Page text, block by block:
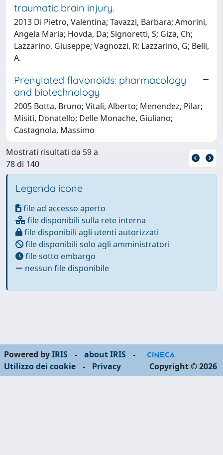
traumatic brain injury.
2013 Di Pietro, Valentina; Tavazzi, Barbara; Amorini,
Angela Maria; Hovda, Da; Signoretti, S; Giza, Ch;
Lazzarino, Giuseppe; Vagnozzi, R; Lazzarino, G; Belli,
A.
Prenylated flavonoids: pharmacology
and biotechnology
2005 Botta, Bruno; Vitali, Alberto; Menendez, Pilar;
Misiti, Donatello; Delle Monache, Giuliano;
Castagnola, Massimo
Mostrati risultati da 59 a
78 di 140
Legenda icone
file ad accesso aperto
file disponibili sulla rete interna
file disponibili agli utenti autorizzati
file disponibili solo agli amministratori
file sotto embargo
nessun file disponibile
Powered byIRIS - about IRIS
-
Utilizzo dei cookie
- Privacy Copyright © 2026